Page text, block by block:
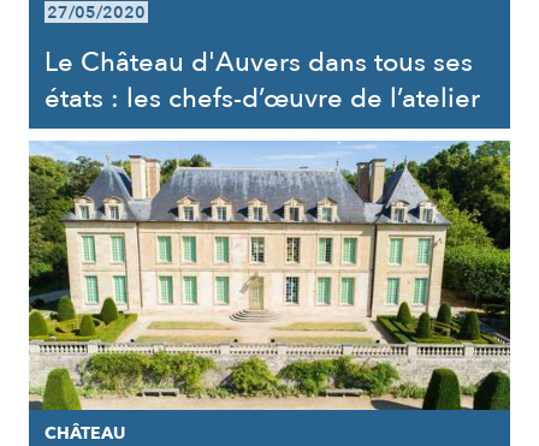
27/05/2020
Le Château d'Auvers dans tous ses
états : les chefs-d’œuvre de l’atelier
CHÂTEAU